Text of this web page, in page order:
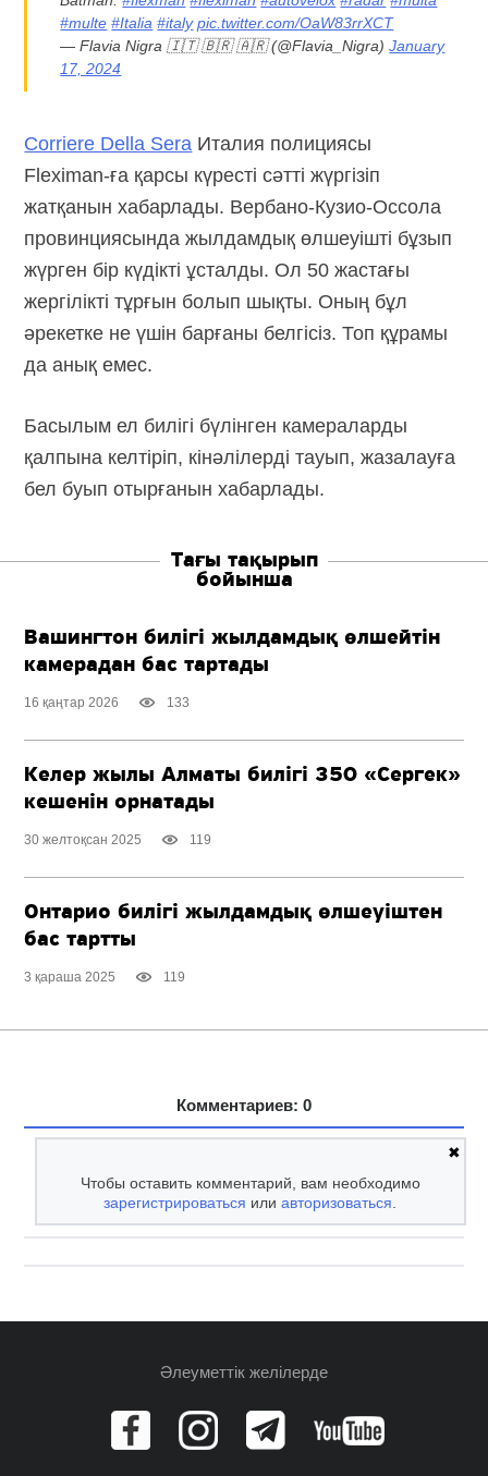
#multe #Italia #italy pic.twitter.com/OaW83rrXCT
— Flavia Nigra 🇮🇹 🇧🇷 🇦🇷 (@Flavia_Nigra)January
17, 2024
Corriere Della Sera Италия полициясы
Fleximan-ға қарсы күресті сәтті жүргізіп
жатқанын хабарлады. Вербано-Кузио-Оссола
провинциясында жылдамдық өлшеуішті бұзып
жүрген бір күдікті ұсталды. Ол 50 жастағы
жергілікті тұрғын болып шықты. Оның бұл
әрекетке не үшін барғаны белгісіз. Топ құрамы
да анық емес.
Басылым ел билігі бүлінген камераларды
қалпына келтіріп, кінәлілерді тауып, жазалауға
бел буып отырғанын хабарлады.
Тағы тақырып
бойынша
Вашингтон билігі жылдамдық өлшейтін
камерадан бас тартады
16 қаңтар 2026 133
Келер жылы Алматы билігі 350 «Сергек»
кешенін орнатады
30 желтоқсан 2025 119
Онтарио билігі жылдамдық өлшеуіштен
бас тартты
3 қараша 2025 119
Комментариев: 0
✖
Чтобы оставить комментарий, вам необходимо
зарегистрироваться илиавторизоваться.
Әлеуметтік желілерде